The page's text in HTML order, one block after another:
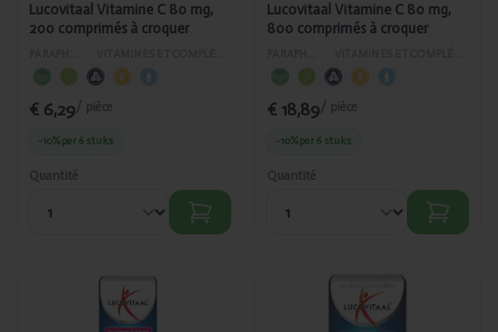
Lucovitaal Vitamine C 80 mg,
200 comprimés à croquer
€ 6,29/ pièce
-10%per 6 stuks
Quantité
Lucovitaal Vitamine C 80 mg,
800 comprimés à croquer
€ 18,89/ pièce
-10%per 6 stuks
Quantité
Lucovitaal
Lucovitaal
Formule